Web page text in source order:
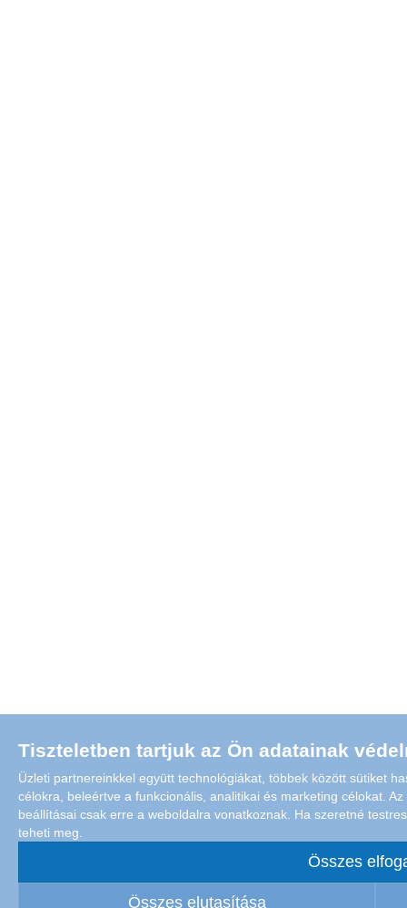
Tiszteletben tartjuk az Ön adatainak
Üzleti partnereinkkel együtt technológiákat, többek között sütiket
célokra, beleértve a funkcionális, analitikai és marketing célokat.
beállításai csak erre a weboldalra vonatkoznak. Ha szeretné
teheti meg.
Összes
Összes elutasítása